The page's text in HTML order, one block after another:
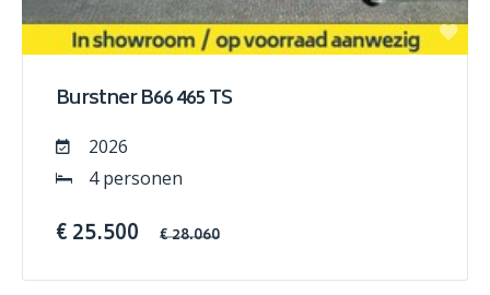
Burstner B66 465 TS
2026
4 personen
€ 25.500 € 28.060